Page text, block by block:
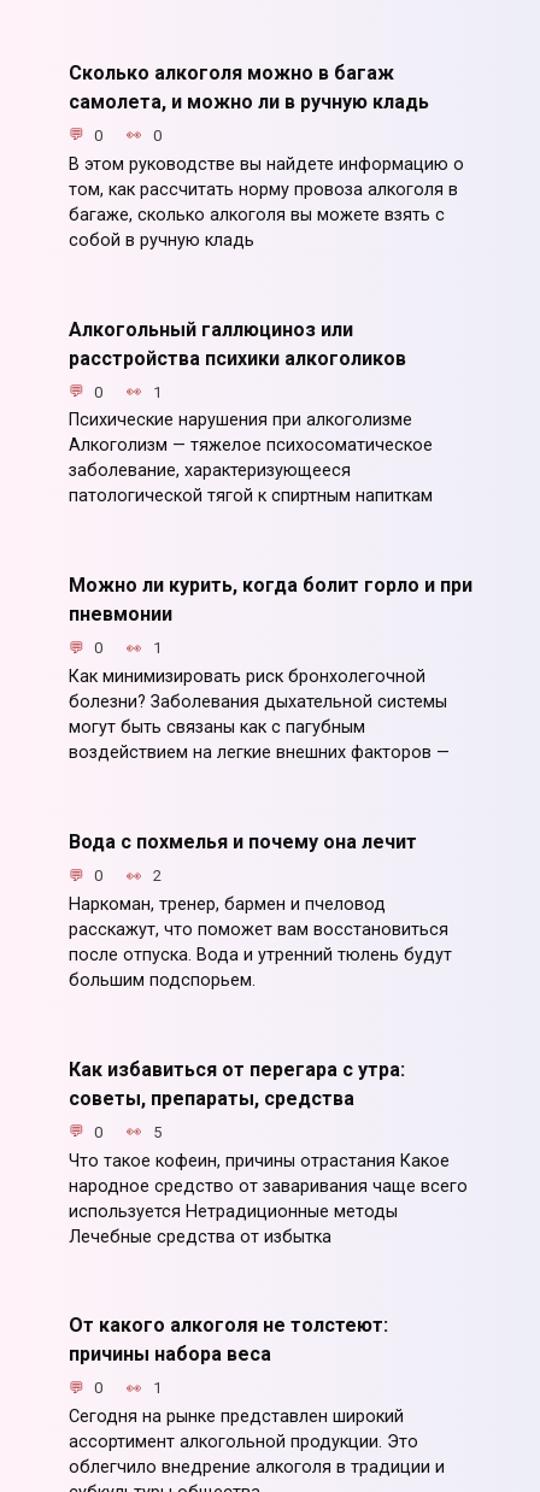
Сколько алкоголя можно в багаж
самолета, и можно ли в ручную кладь
0 0
В этом руководстве вы найдете информацию о
том, как рассчитать норму провоза алкоголя в
багаже, сколько алкоголя вы можете взять с
собой в ручную кладь
Алкогольный галлюциноз или
расстройства психики алкоголиков
0 1
Психические нарушения при алкоголизме
Алкоголизм — тяжелое психосоматическое
заболевание, характеризующееся
патологической тягой к спиртным напиткам
Можно ли курить, когда болит горло и при
пневмонии
0 1
Как минимизировать риск бронхолегочной
болезни? Заболевания дыхательной системы
могут быть связаны как с пагубным
воздействием на легкие внешних факторов —
Вода с похмелья и почему она лечит
0 2
Наркоман, тренер, бармен и пчеловод
расскажут, что поможет вам восстановиться
после отпуска. Вода и утренний тюлень будут
большим подспорьем.
Как избавиться от перегара с утра:
советы, препараты, средства
0 5
Что такое кофеин, причины отрастания Какое
народное средство от заваривания чаще всего
используется Нетрадиционные методы
Лечебные средства от избытка
От какого алкоголя не толстеют:
причины набора веса
0 1
Сегодня на рынке представлен широкий
ассортимент алкогольной продукции. Это
облегчило внедрение алкоголя в традиции и